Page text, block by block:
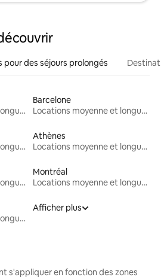
des séjours prolongés
Locations moyenne et longue durée
Barcelone
Locations moyenne et longue durée
Locations moyenne et longue durée
Athènes
Locations moyenne et longue durée
Locations moyenne et longue durée
Montréal
Locations moyenne et longue durée
Locations moyenne et longue durée
Afficher plus
s'appliquer en fonction des zones